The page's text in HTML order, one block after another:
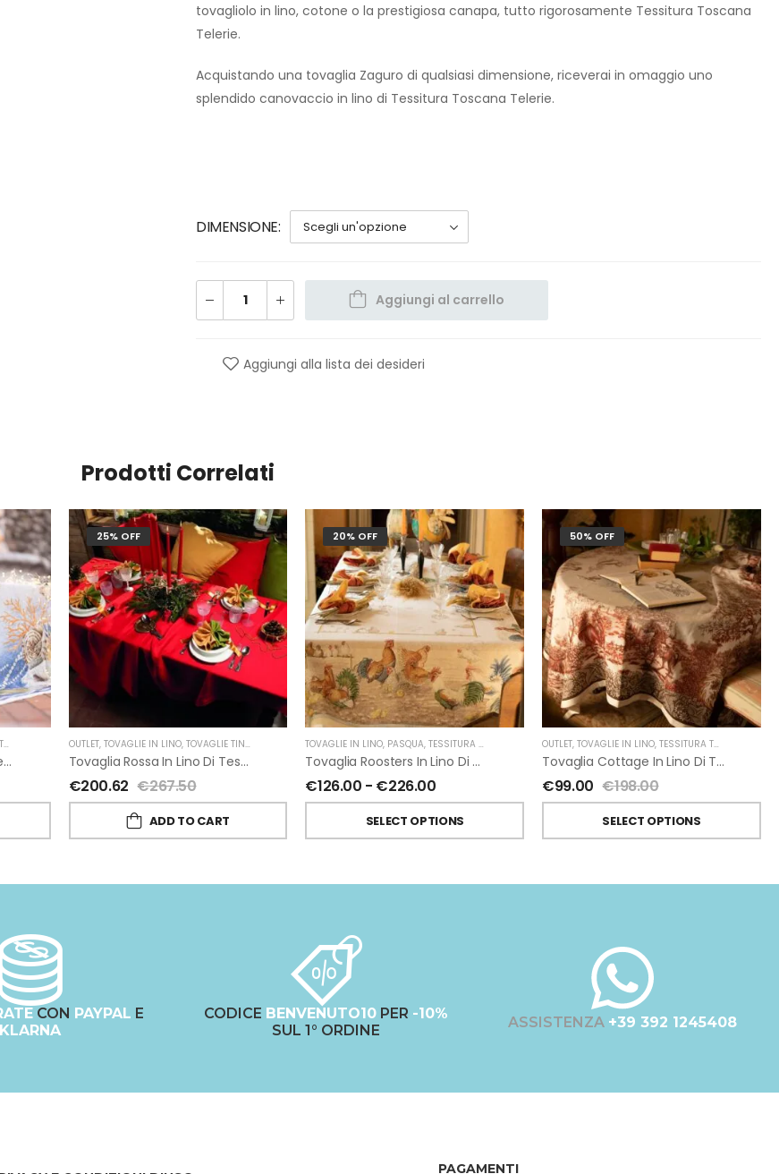
tovagliolo in lino, cotone o la prestigiosa canapa, tutto rigorosamente Tessitura Toscana
Telerie.
Acquistando una tovaglia Zaguro di qualsiasi dimensione, riceverai in omaggio uno
splendido canovaccio in lino di Tessitura Toscana Telerie.
DIMENSIONE
Aggiungi al carrello
Aggiungi alla lista dei desideri
Prodotti Correlati
Tovaglia Murice In Lino Di Tessitura Toscana Telerie
25% OFF
OUTLET, TOVAGLIE IN LINO, TOVAGLIE TINTA UNITA IN LINO ,NATALE, TESSITURA TOSCANA TELERIE
Tovaglia Rossa In Lino Di Tessitura Toscana Telerie
€200.62 €267.50
ADD TO CART
20% OFF
TOVAGLIE IN LINO, PASQUA,TESSITURA TOSCANA TELERIE
Tovaglia Roosters In Lino Di Tessitura Toscana Telerie
€126.00 - €226.00
SELECT OPTIONS
50% OFF
OUTLET,TOVAGLIE IN LINO,TESSITURA TOSCANA TELERIE
Tovaglia Cottage In Lino Di Tessitura Toscana Telerie
€99.00 €198.00
SELECT OPTIONS
CON PAYPAL E
KLARNA
CODICE BENVENUTO10 PER -10%
SUL 1° ORDINE
ASSISTENZA +39 392 1245408
PAGAMENTI